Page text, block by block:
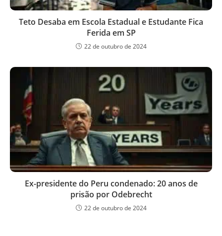
Teto Desaba em Escola Estadual e Estudante Fica
Ferida em SP
22 de outubro de 2024
Ex-presidente do Peru condenado: 20 anos de
prisão por Odebrecht
22 de outubro de 2024